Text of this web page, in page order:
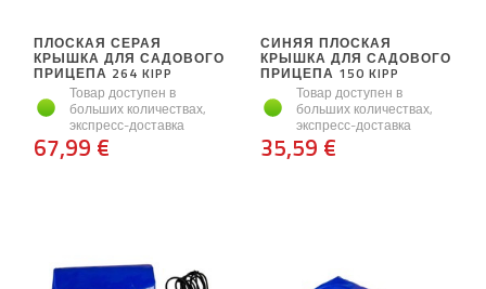
ПЛОСКАЯ СЕРАЯ
КРЫШКА ДЛЯ САДОВОГО
ПРИЦЕПА 264 KIPP
Товар доступен в
больших количествах,
экспресс-доставка
67,99 €
СИНЯЯ ПЛОСКАЯ
КРЫШКА ДЛЯ САДОВОГО
ПРИЦЕПА 150 KIPP
Товар доступен в
больших количествах,
экспресс-доставка
35,59 €